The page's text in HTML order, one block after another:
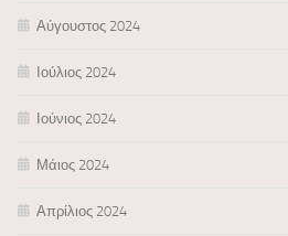
Αύγουστος 2024
Ιούλιος 2024
Ιούνιος 2024
Μάιος 2024
Απρίλιος 2024